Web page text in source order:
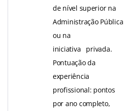
de nível superior na
Administração Pública
ou na
iniciativa privada.
Pontuação da
experiência
profissional: pontos
por ano completo,